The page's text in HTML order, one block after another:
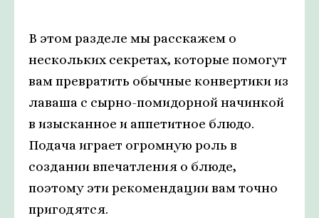
В этом разделе мы расскажем о
нескольких секретах, которые помогут
вам превратить обычные конвертики из
лаваша с сырно-помидорной начинкой
в изысканное и аппетитное блюдо.
Подача играет огромную роль в
создании впечатления о блюде,
поэтому эти рекомендации вам точно
пригодятся.